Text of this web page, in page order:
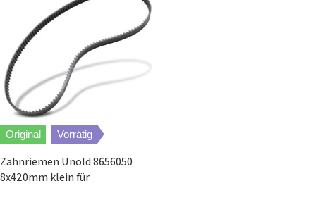
Original Vorrätig
Zahnriemen Unold 8656050
8x420mm klein für